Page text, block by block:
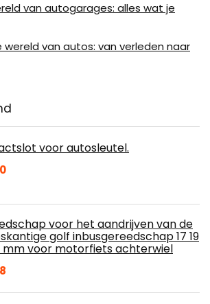
van autogarages: alles wat je
wereld van autos: van verleden naar
voor autosleutel.
voor het aandrijven van de
golf inbusgereedschap 17 19
mm voor motorfiets achterwiel